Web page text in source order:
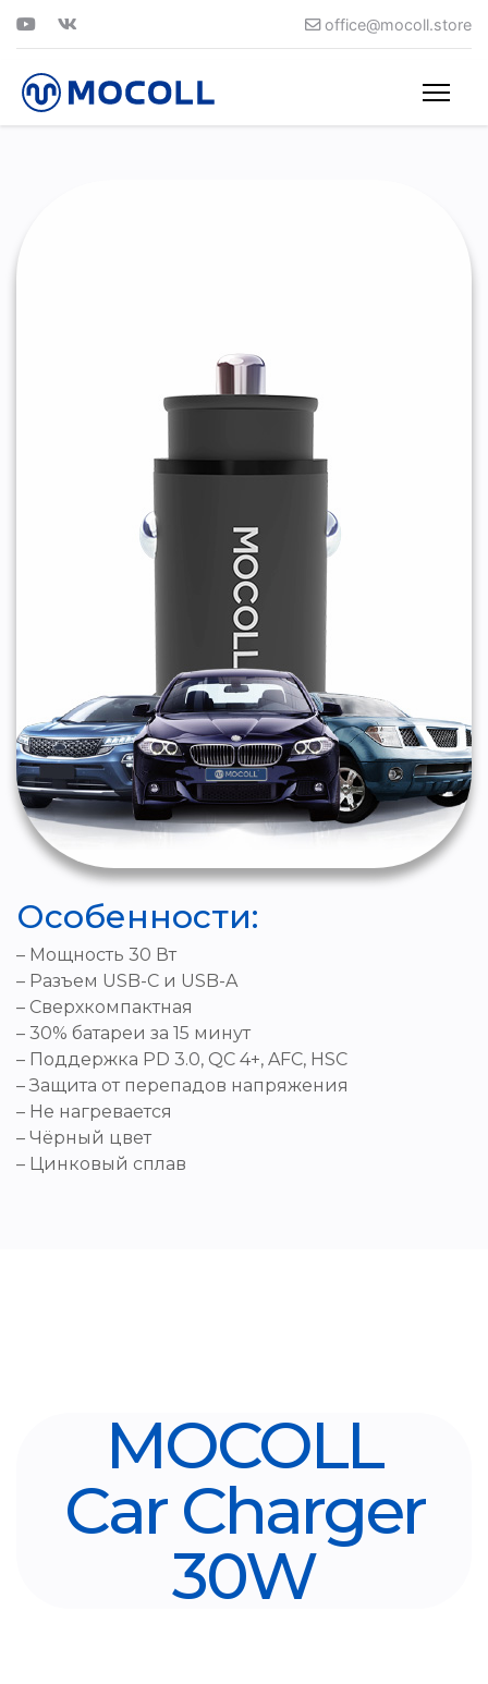
office@mocoll.store
Особенности:
– Мощность 30 Вт
– Разъем USB-C и USB-A
– Сверхкомпактная
– 30% батареи за 15 минут
– Поддержка PD 3.0, QC 4+, AFC, HSC
– Защита от перепадов напряжения
– Не нагревается
– Чёрный цвет
– Цинковый сплав
MOCOLL
Car Charger
30W